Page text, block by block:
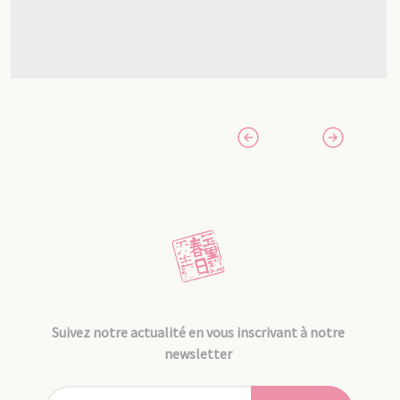
Suivez notre actualité en vous inscrivant à notre
newsletter